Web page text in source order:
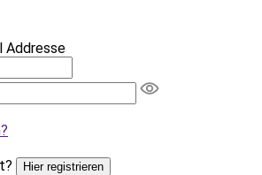
Addresse
Hier registrieren